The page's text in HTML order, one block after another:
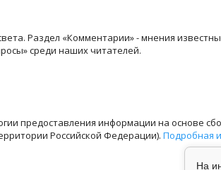
Раздел «Комментарии» - мнения
среди наших читателей.
предоставления информации на основе
Российской Федерации). Подробная
На